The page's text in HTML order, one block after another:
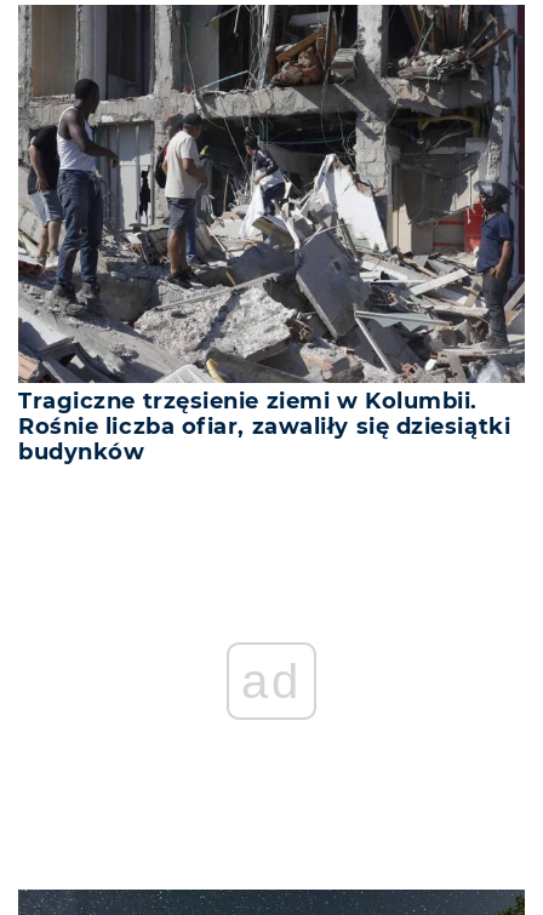
Tragiczne trzęsienie ziemi w Kolumbii.
Rośnie liczba ofiar, zawaliły się dziesiątki
budynków
ad